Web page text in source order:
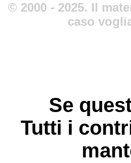
© 2000 - 2025. Il
caso
Se
Tutti i